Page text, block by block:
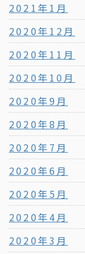
2021年1月
2020年12月
2020年11月
2020年10月
2020年9月
2020年8月
2020年7月
2020年6月
2020年5月
2020年4月
2020年3月